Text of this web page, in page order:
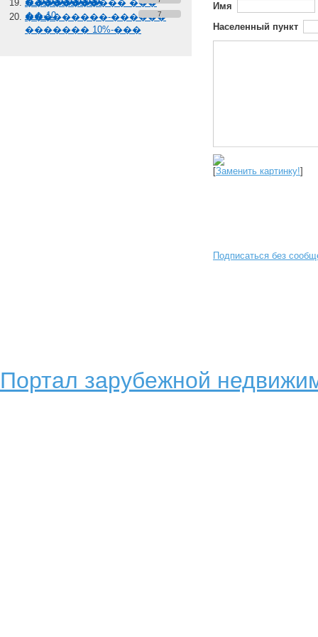
����������� ���
��-10
���������-������
������� 10%-���
7
Имя
Населенный пункт
[Заменить картинку!]
Подписаться без
Портал зарубежной